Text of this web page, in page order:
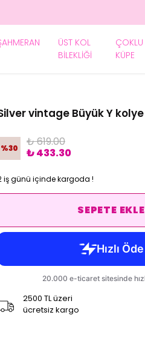
ÜST KOL
BİLEKLİĞİ
ÇOKLU
KÜPE
vintage Büyük Y kolye
%30
₺ 619.00
₺ 433.30
iş günü içinde kargoda !
SEPETE EKLE
2500 TL üzeri
ücretsiz kargo